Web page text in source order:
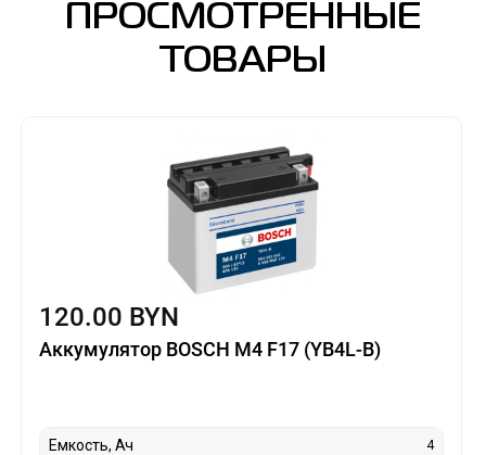
ПРОСМОТРЕННЫЕ
ТОВАРЫ
120.00 BYN
Аккумулятор BOSCH M4 F17 (YB4L-B)
Емкость, Ач 4